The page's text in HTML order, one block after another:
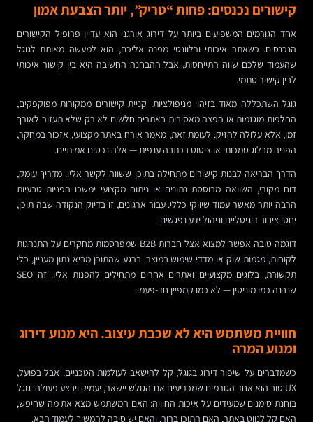
קישורים נכנסים: פחות “טריק”, יותר הצבעת אמון
אחד הגורמים המשפיעים ביותר על דירוג אורגני הוא עדיין פרופיל הקישורים
הנכנסים. כשאתר איכותי ורלוונטי מפנה אליכם, הוא למעשה מאותת לגוגל
שהעמוד שלכם שווה התייחסות. אבל ההבחנה החשובה היא בין קישור איכותי
לבין קישור סתמי.
גוגל השתכללה מאוד בזיהוי מניפולציות. קניית קישורים ממקורות מפוקפקים,
החלפות מוגזמות או הפצה מאסיבית באתרים חלשים לא רק שלא תעזור לאורך
זמן, אלא עלולה להזיק. לעומת זאת, מאמר אורח באתר מקצועי, אזכור במחקר,
הפניה מבלוג סמכותי או ציטוט בכתבה ענפית — אלה נכסים אמיתיים.
הדרך הבריאה לבנות קישורים מתחילה בתוכן ששווה לקשר אליו. מדריך עומק,
דוח מקורי, השוואה מבוססת נתונים או ניתוח מקצועי ימשכו הפניות טבעיות
הרבה יותר מאשר עמוד שיווקי כללי. עבור ארגונים, זו בדיוק הנקודה שבה תוכן,
יחסי ציבור דיגיטליים וניהול ידע נפגשים.
דוגמה טובה אפשר למצוא אצל חברות B2B שמפרסמות מחקרים על התנהגות
לקוחות, מגמות שוק או מדדי שימוש במוצר. ברגע שהתוכן מביא נתון מעניין, כלי
תקשורת, בלוגים מקצועיים ואתרים אחרים מתחילים להפנות אליו. זה SEO
שנבנה כמו מוניטין — לא כמו קמפיין חד-פעמי.
חוויית משתמש היא לא שכבת עיצוב. היא מנוע דירוג
ומנוע המרה
כשמדברים על שיפור דירוג בגוגל, קל להישאב לעולמות הטכניים. אבל בפועל,
UX טוב הוא אחד הגורמים שמכריעים אם הגולש יישאר, יעמיק ויבצע פעולה. גוגל
בוחנת סימנים שמעידים על איכות החוויה: האם המשתמש מצא את מה שחיפש,
האם קל לנווט באתר, האם התוכן ברור, והאם יש סיבה להמשיך לעמוד הבא.